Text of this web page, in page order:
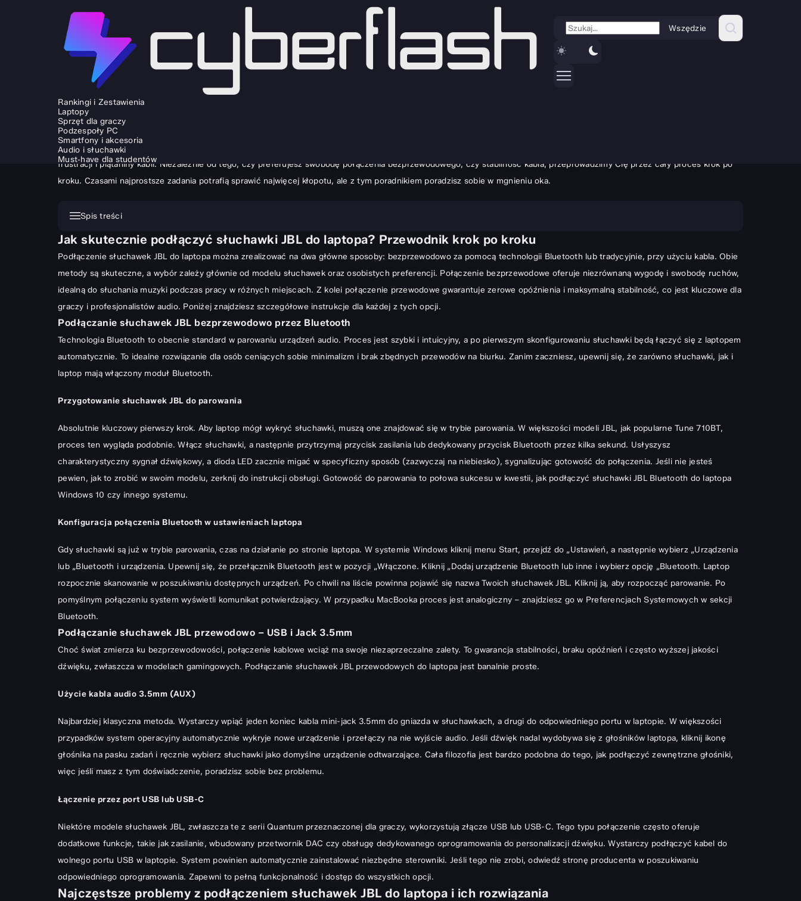
Wszędzie
Rankingi i Zestawienia
Laptopy
Sprzęt dla graczy
Podzespoły PC
Smartfony i akcesoria
Audio i słuchawki
Must‑have dla studentów
SPRZĘT I GADŻETYAUDIO I SŁUCHAWKI
Jak podłączyć słuchawki JBL do laptopa? Poradnik krok po kroku
TOMASZ WIŚNIEWSKI
Posiadasz świetne słuchawki, laptop jest gotowy do działania, a jedyne, co stoi na przeszkodzie do zanurzenia się w ulubionej muzyce lub grze, to tajemnicze połączenie
między tymi dwoma urządzeniami. Spokojnie, to prostsze niż myślisz. Wiedza o tym, jak podłączyć słuchawki JBL do laptopa, otwiera drzwi do świata czystego dźwięku bez
frustracji i plątaniny kabli. Niezależnie od tego, czy preferujesz swobodę połączenia bezprzewodowego, czy stabilność kabla, przeprowadzimy Cię przez cały proces krok po
kroku. Czasami najprostsze zadania potrafią sprawić najwięcej kłopotu, ale z tym poradnikiem poradzisz sobie w mgnieniu oka.
Spis treści
Jak skutecznie podłączyć słuchawki JBL do laptopa? Przewodnik krok po kroku
Podłączanie słuchawek JBL bezprzewodowo przez Bluetooth
Podłączanie słuchawek JBL przewodowo – USB i Jack 3.5mm
Brak dźwięku po podłączeniu – co robić?
Słuchawki rozłączają się – diagnostyka i naprawa
Problemy ze sterownikami – aktualizacja i instalacja
Konfiguracja ustawień audio w systemie operacyjnym
Dlaczego warto używać słuchawek JBL z laptopem? Korzyści i zastosowania
Jak skutecznie podłączyć słuchawki JBL do laptopa? Przewodnik krok po kroku
Podłączenie słuchawek JBL do laptopa można zrealizować na dwa główne sposoby: bezprzewodowo za pomocą technologii Bluetooth lub tradycyjnie, przy użyciu kabla. Obie
metody są skuteczne, a wybór zależy głównie od modelu słuchawek oraz osobistych preferencji. Połączenie bezprzewodowe oferuje niezrównaną wygodę i swobodę ruchów,
idealną do słuchania muzyki podczas pracy w różnych miejscach. Z kolei połączenie przewodowe gwarantuje zerowe opóźnienia i maksymalną stabilność, co jest kluczowe dla
graczy i profesjonalistów audio. Poniżej znajdziesz szczegółowe instrukcje dla każdej z tych opcji.
Podłączanie słuchawek JBL bezprzewodowo przez Bluetooth
Technologia Bluetooth to obecnie standard w parowaniu urządzeń audio. Proces jest szybki i intuicyjny, a po pierwszym skonfigurowaniu słuchawki będą łączyć się z laptopem
automatycznie. To idealne rozwiązanie dla osób ceniących sobie minimalizm i brak zbędnych przewodów na biurku. Zanim zaczniesz, upewnij się, że zarówno słuchawki, jak i
laptop mają włączony moduł Bluetooth.
Przygotowanie słuchawek JBL do parowania
Absolutnie kluczowy pierwszy krok. Aby laptop mógł wykryć słuchawki, muszą one znajdować się w trybie parowania. W większości modeli JBL, jak popularne Tune 710BT,
proces ten wygląda podobnie. Włącz słuchawki, a następnie przytrzymaj przycisk zasilania lub dedykowany przycisk Bluetooth przez kilka sekund. Usłyszysz
charakterystyczny sygnał dźwiękowy, a dioda LED zacznie migać w specyficzny sposób (zazwyczaj na niebiesko), sygnalizując gotowość do połączenia. Jeśli nie jesteś
pewien, jak to zrobić w swoim modelu, zerknij do instrukcji obsługi. Gotowość do parowania to połowa sukcesu w kwestii, jak podłączyć słuchawki JBL Bluetooth do laptopa
Windows 10 czy innego systemu.
Konfiguracja połączenia Bluetooth w ustawieniach laptopa
Gdy słuchawki są już w trybie parowania, czas na działanie po stronie laptopa. W systemie Windows kliknij menu Start, przejdź do „Ustawień, a następnie wybierz „Urządzenia
lub „Bluetooth i urządzenia. Upewnij się, że przełącznik Bluetooth jest w pozycji „Włączone. Kliknij „Dodaj urządzenie Bluetooth lub inne i wybierz opcję „Bluetooth. Laptop
rozpocznie skanowanie w poszukiwaniu dostępnych urządzeń. Po chwili na liście powinna pojawić się nazwa Twoich słuchawek JBL. Kliknij ją, aby rozpocząć parowanie. Po
pomyślnym połączeniu system wyświetli komunikat potwierdzający. W przypadku MacBooka proces jest analogiczny – znajdziesz go w Preferencjach Systemowych w sekcji
Bluetooth.
Podłączanie słuchawek JBL przewodowo – USB i Jack 3.5mm
Choć świat zmierza ku bezprzewodowości, połączenie kablowe wciąż ma swoje niezaprzeczalne zalety. To gwarancja stabilności, braku opóźnień i często wyższej jakości
dźwięku, zwłaszcza w modelach gamingowych. Podłączanie słuchawek JBL przewodowych do laptopa jest banalnie proste.
Użycie kabla audio 3.5mm (AUX)
Najbardziej klasyczna metoda. Wystarczy wpiąć jeden koniec kabla mini-jack 3.5mm do gniazda w słuchawkach, a drugi do odpowiedniego portu w laptopie. W większości
przypadków system operacyjny automatycznie wykryje nowe urządzenie i przełączy na nie wyjście audio. Jeśli dźwięk nadal wydobywa się z głośników laptopa, kliknij ikonę
głośnika na pasku zadań i ręcznie wybierz słuchawki jako domyślne urządzenie odtwarzające. Cała filozofia jest bardzo podobna do tego, jak podłączyć zewnętrzne głośniki,
więc jeśli masz z tym doświadczenie, poradzisz sobie bez problemu.
Łączenie przez port USB lub USB-C
Niektóre modele słuchawek JBL, zwłaszcza te z serii Quantum przeznaczonej dla graczy, wykorzystują złącze USB lub USB-C. Tego typu połączenie często oferuje
dodatkowe funkcje, takie jak zasilanie, wbudowany przetwornik DAC czy obsługę dedykowanego oprogramowania do personalizacji dźwięku. Wystarczy podłączyć kabel do
wolnego portu USB w laptopie. System powinien automatycznie zainstalować niezbędne sterowniki. Jeśli tego nie zrobi, odwiedź stronę producenta w poszukiwaniu
odpowiedniego oprogramowania. Zapewni to pełną funkcjonalność i dostęp do wszystkich opcji.
Najczęstsze problemy z podłączeniem słuchawek JBL do laptopa i ich rozwiązania